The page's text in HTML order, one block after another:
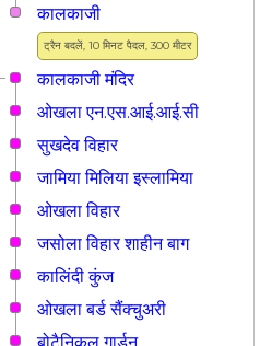
ट्रैन बदलें, 10 मिनट पैदल, 300 मीटर
कालकाजी
कालकाजी मंदिर
ओखला एन.एस.आई.आई.सी
सुखदेव विहार
जामिया मिलिया इस्लामिया
ओखला विहार
जसोला विहार शाहीन बाग
कालिंदी कुंज
ओखला बर्ड सैंक्चुअरी
बोटैनिकल गार्डन